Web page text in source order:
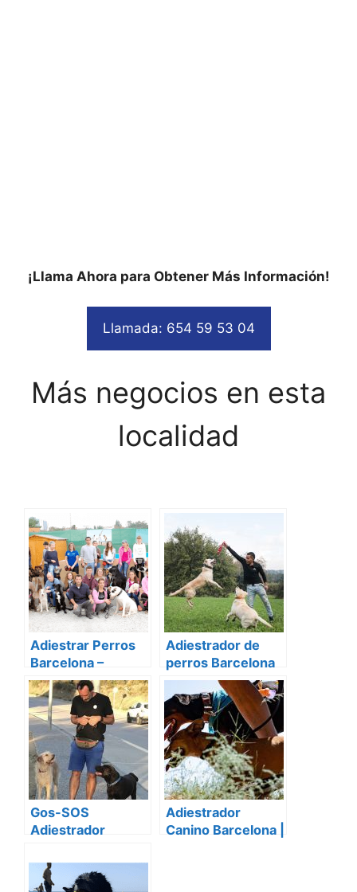
¡Llama Ahora para Obtener Más Información!
Llamada: 654 59 53 04
Más negocios en esta
localidad
Adiestrar Perros
Barcelona –
Adiestrador de
Perros – Curso
Adiestramiento
Canino – Escuela
Formación Canina
– Etólogo Canino
Adiestrador de
perros Barcelona
For Dogs One
Gos-SOS
Adiestrador
Barcelona
Adiestrador
Canino Barcelona |